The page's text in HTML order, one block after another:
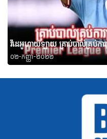
វីដេអូហាយឡាយ គ្រាប់បាល់គ្រប់កា
០២-កញ្ញា-២០២២